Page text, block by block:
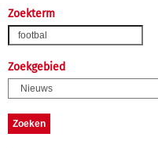
Zoekterm
Zoekgebied